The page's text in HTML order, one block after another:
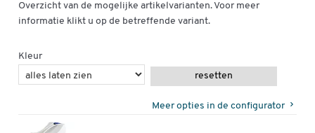
Overzicht van de mogelijke artikelvarianten. Voor meer
informatie klikt u op de betreffende variant.
Kleur
resetten
Meer opties in de configurator